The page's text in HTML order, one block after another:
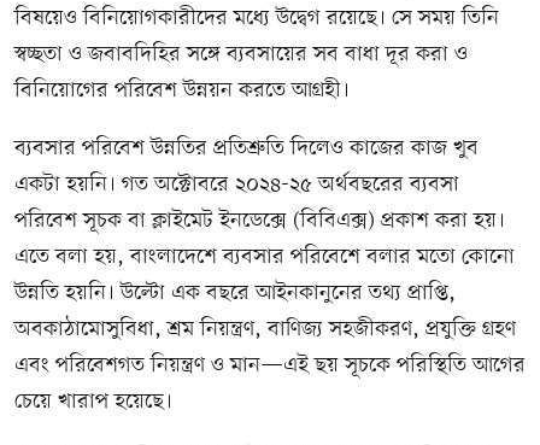
বিষয়েও বিনিয়োগকারীদের মধ্যে উদ্বেগ রয়েছে। সে সময় তিনি
স্বচ্ছতা ও জবাবদিহির সঙ্গে ব্যবসায়ের সব বাধা দূর করা ও
বিনিয়োগের পরিবেশ উন্নয়ন করতে আগ্রহী।
ব্যবসার পরিবেশ উন্নতির প্রতিশ্রুতি দিলেও কাজের কাজ খুব
একটা হয়নি। গত অক্টোবরে ২০২৪-২৫ অর্থবছরের ব্যবসা
পরিবেশ সূচক বা ক্লাইমেট ইনডেক্সে (বিবিএক্স) প্রকাশ করা হয়।
এতে বলা হয়, বাংলাদেশে ব্যবসার পরিবেশে বলার মতো কোনো
উন্নতি হয়নি। উল্টো এক বছরে আইনকানুনের তথ্য প্রাপ্তি,
অবকাঠামোসুবিধা, শ্রম নিয়ন্ত্রণ, বাণিজ্য সহজীকরণ, প্রযুক্তি গ্রহণ
এবং পরিবেশগত নিয়ন্ত্রণ ও মান—এই ছয় সূচকে পরিস্থিতি আগের
চেয়ে খারাপ হয়েছে।